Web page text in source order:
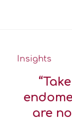
Insights
are